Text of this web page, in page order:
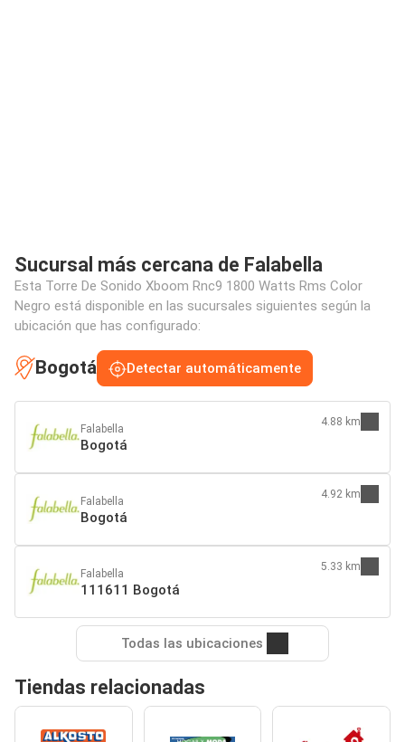
Sucursal más cercana de Falabella
Esta Torre De Sonido Xboom Rnc9 1800 Watts Rms Color
Negro está disponible en las sucursales siguientes según la
ubicación que has configurado:
Bogotá Detectar automáticamente
Falabella
Bogotá
4.88 km
Falabella
Bogotá
4.92 km
Falabella
111611 Bogotá
5.33 km
Todas las ubicaciones
Tiendas relacionadas